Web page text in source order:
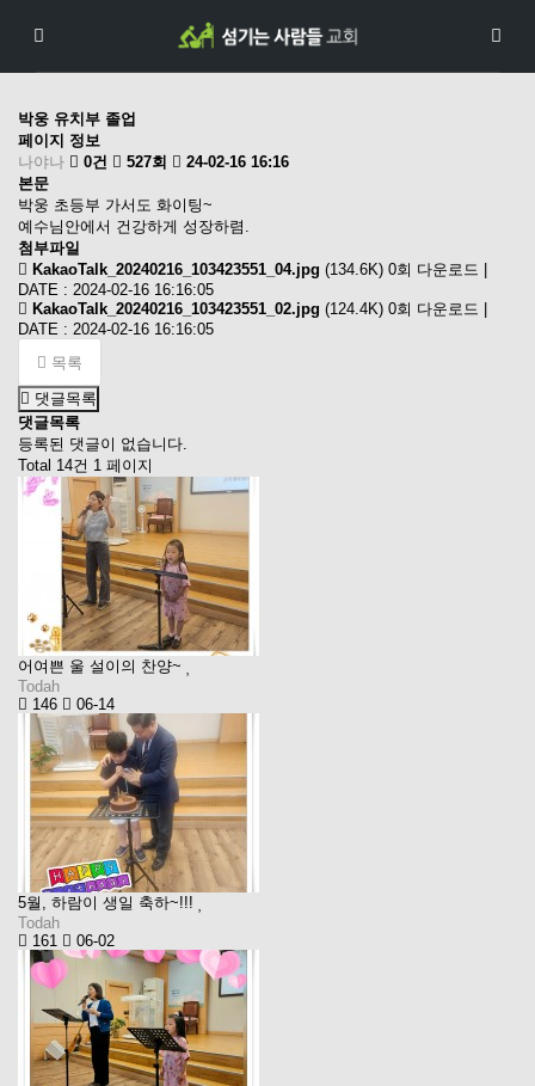
박웅 유치부 졸업
페이지 정보
나야나
0건 527회
24-02-16 16:16
본문
박웅 초등부 가서도 화이팅~
예수님안에서 건강하게 성장하렴.
첨부파일
KakaoTalk_20240216_103423551_04.jpg (134.6K) 0회 다운로드 |
DATE : 2024-02-16 16:16:05
KakaoTalk_20240216_103423551_02.jpg (124.4K) 0회 다운로드 |
DATE : 2024-02-16 16:16:05
목록
댓글목록
댓글목록
등록된 댓글이 없습니다.
Total 14건 1 페이지
어여쁜 울 설이의 찬양~
Todah
146
06-14
5월, 하람이 생일 축하~!!!
Todah
161
06-02